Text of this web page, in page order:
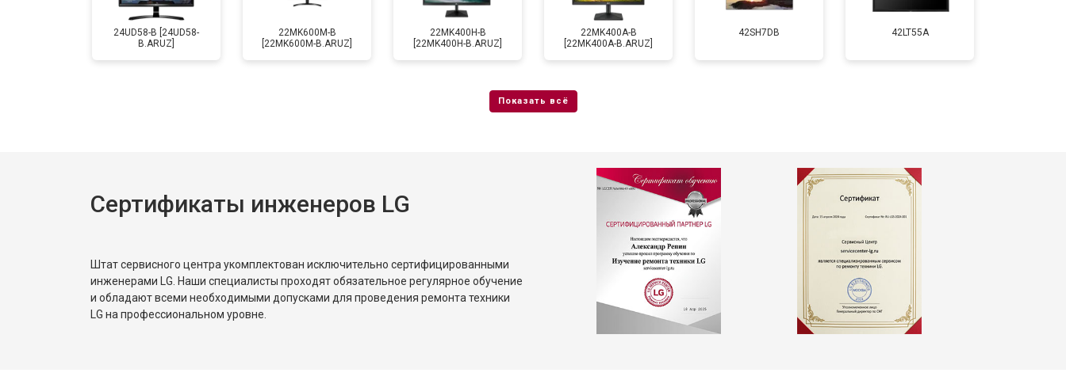
24UD58-B [24UD58-
B.ARUZ]
22MK600M-B
[22MK600M-B.ARUZ]
22MK400H-B
[22MK400H-B.ARUZ]
22MK400A-B
[22MK400A-B.ARUZ]
42SH7DB 42LT55A
Сертификаты инженеров LG
Штат сервисного центра укомплектован исключительно сертифицированными
инженерами LG. Наши специалисты проходят обязательное регулярное обучение
и обладают всеми необходимыми допусками для проведения ремонта техники
LG на профессиональном уровне.